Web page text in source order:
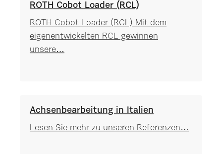
ROTH Cobot Loader (RCL)
ROTH Cobot Loader (RCL) Mit dem
eigenentwickelten RCL gewinnen
unsere…
Achsenbearbeitung in Italien
Lesen Sie mehr zu unseren Referenzen…